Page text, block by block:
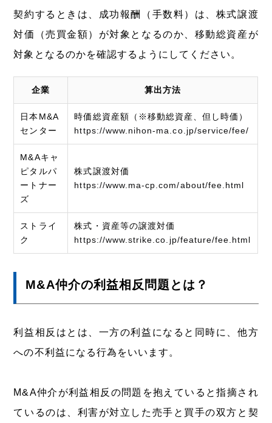
契約するときは、成功報酬（手数料）は、株式譲渡
対価（売買金額）が対象となるのか、移動総資産が
対象となるのかを確認するようにしてください。
企業 算出方法
日本M&A
センター
時価総資産額（※移動総資産、但し時価）
https://www.nihon-ma.co.jp/service/fee/
M&Aキャ
ピタルパ
ートナー
ズ
株式譲渡対価
https://www.ma-cp.com/about/fee.html
ストライ
ク
株式・資産等の譲渡対価
https://www.strike.co.jp/feature/fee.html
M&A仲介の利益相反問題とは？
利益相反はとは、一方の利益になると同時に、他方
への不利益になる行為をいいます。
M&A仲介が利益相反の問題を抱えていると指摘され
ているのは、利害が対立した売手と買手の双方と契